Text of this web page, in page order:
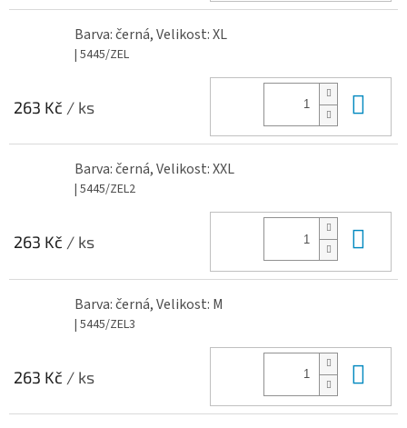
Barva: černá, Velikost: XL
| 5445/ZEL
263 Kč / ks
Barva: černá, Velikost: XXL
| 5445/ZEL2
263 Kč / ks
Barva: černá, Velikost: M
| 5445/ZEL3
263 Kč / ks